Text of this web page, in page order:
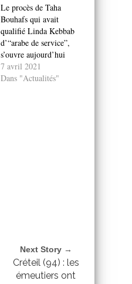
Le procès de Taha
Bouhafs qui avait
qualifié Linda Kebbab
d’“arabe de service”,
s’ouvre aujourd’hui
7 avril 2021
Dans "Actualités"
Next Story →
Créteil (94) : les
émeutiers ont